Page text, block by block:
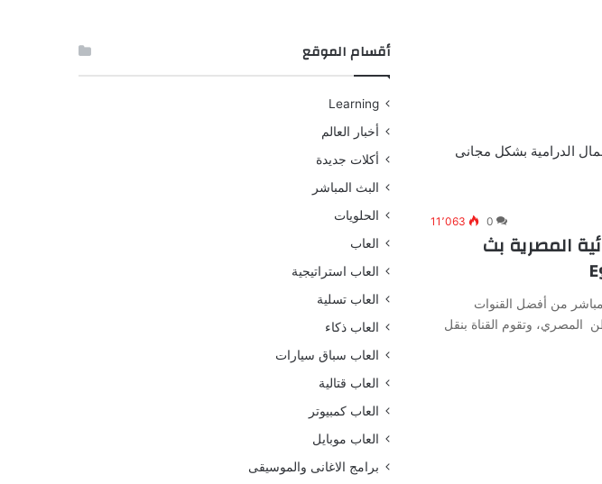
الدرامية بشكل مجانى
0 11٬063
المصرية بث
مباشر من أفضل القنوات
المصري، وتقوم القناة بنقل
أقسام الموقع
Learning
أخبار العالم
أكلات جديدة
البث المباشر
الحلويات
العاب
العاب استراتيجية
العاب تسلية
العاب ذكاء
العاب سباق سيارات
العاب قتالية
العاب كمبيوتر
العاب موبايل
برامج الاغانى والموسيقى